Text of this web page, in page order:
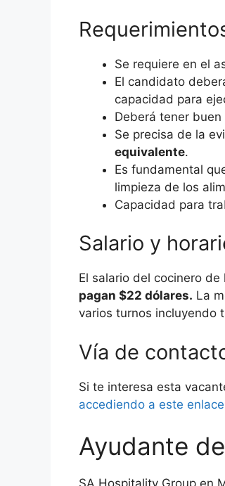
Se requiere en el
El candidato
capacidad para
Deberá tener
Se precisa de la
equivalente.
Es fundamental
limpieza de los
Capacidad para
Salario y
El salario del cocinero de
pagan $22 dólares. La
varios turnos incluyendo
Vía de
Si te interesa esta
accediendo a este enlace
Ayudante